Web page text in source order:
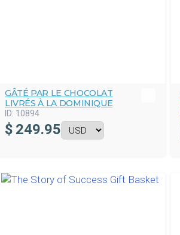
GÂTÉ PAR LE CHOCOLAT
LIVRÉS À LA DOMINIQUE
ID: 10894
$ 249.95